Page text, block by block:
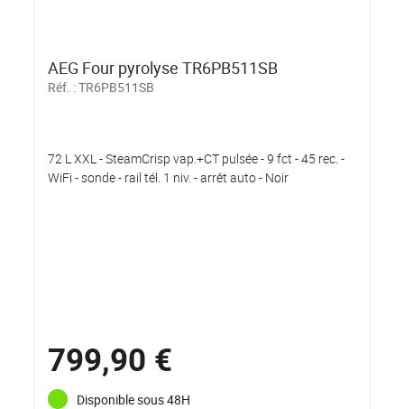
AEG Four pyrolyse TR6PB511SB
Réf. :TR6PB511SB
72 L XXL - SteamCrisp vap.+CT pulsée - 9 fct - 45 rec. -
WiFi - sonde - rail tél. 1 niv. - arrêt auto - Noir
799,90 €
Disponible sous 48H